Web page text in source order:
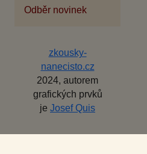
Odběr novinek
zkousky-
nanecisto.cz
2024, autorem
grafických prvků
je Josef Quis